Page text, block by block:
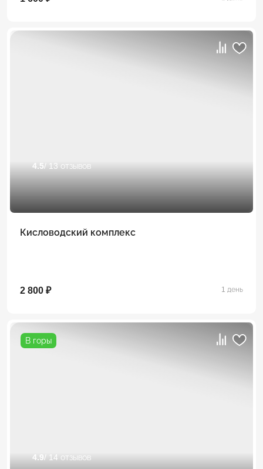
4.5/ 13 отзывов
Кисловодский комплекс
2 800 ₽ 1 день
В горы
4.9 / 14 отзывов